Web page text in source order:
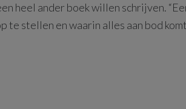
heel ander boek willen schrijven.
te stellen en waarin alles aan bod